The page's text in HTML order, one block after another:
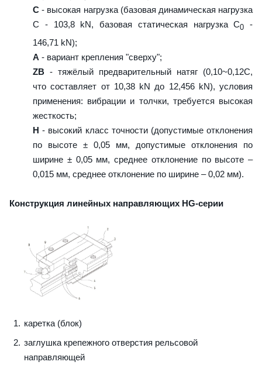
C - высокая нагрузка (базовая динамическая нагрузка
C - 103,8 kN, базовая статическая нагрузка С0
-
146,71 kN);
A - вариант крепления "сверху";
ZB - тяжёлый предварительный натяг (0,10~0,12C,
что составляет от 10,38 kN до 12,456 kN), условия
применения: вибрации и толчки, требуется высокая
жесткость;
H - высокий класс точности (допустимые отклонения
по высоте ± 0,05 мм, допустимые отклонения по
ширине ± 0,05 мм, среднее отклонение по высоте –
0,015 мм, среднее отклонение по ширине – 0,02 мм).
Конструкция линейных направляющих HG-серии
каретка (блок)
заглушка крепежного отверстия рельсовой
направляющей